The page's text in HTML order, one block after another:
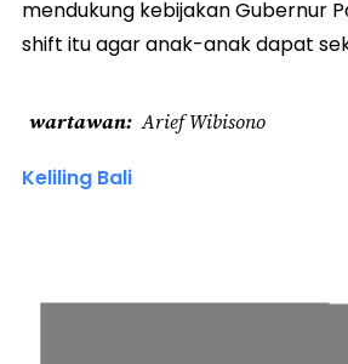
mendukung kebijakan Gubernur
shift itu agar anak-anak dapat
wartawan Arief Wibisono
Keliling Bali